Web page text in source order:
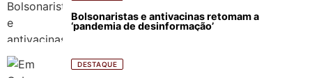
Bolsonaristas e antivacinas retomam a
‘pandemia de desinformação’
DESTAQUE